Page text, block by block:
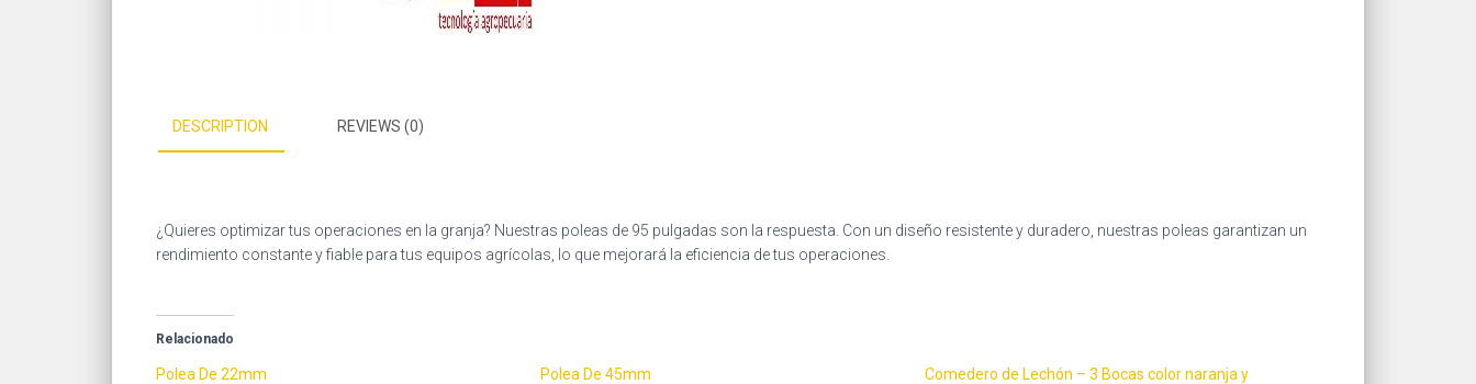
DESCRIPTION REVIEWS (0)
¿Quieres optimizar tus operaciones en la granja? Nuestras poleas de 95 pulgadas son la respuesta. Con un diseño resistente y duradero, nuestras poleas garantizan un
rendimiento constante y fiable para tus equipos agrícolas, lo que mejorará la eficiencia de tus operaciones.
Relacionado
Polea De 22mm
Polea De 45mm
Comedero de Lechón – 3 Bocas color naranja y